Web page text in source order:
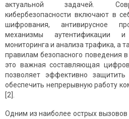
актуальной задачей.
кибербезопасности включают в
шифрования, антивирусное
механизмы аутентификации
мониторинга и анализа трафика, а
правилам безопасного поведения
это важная составляющая
позволяет эффективно
обеспечить непрерывную работу
[2].
Одним из наиболее острых вызовов